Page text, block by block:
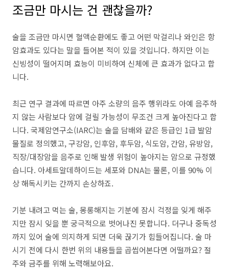
조금만 마시는 건 괜찮을까?
술을 조금만 마시면 혈액순환에도 좋고 어떤 막걸리나 와인은 항
암효과도 있다는 말을 들어본 적이 있을 것입니다. 하지만 이는
신빙성이 떨어지며 효능이 미비하여 신체에 큰 효과가 없다고 합
니다.
최근 연구 결과에 따르면 아주 소량의 음주 행위라도 아예 음주하
지 않는 사람보다 암에 걸릴 가능성이 무조건 크게 높아진다고 합
니다. 국제암연구소(IARC)는 술을 담배와 같은 등급인 1급 발암
물질로 정의했고, 구강암, 인후암, 후두암, 식도암, 간암, 유방암,
직장/대장암을 음주로 인해 발생 위험이 높아지는 암으로 규정했
습니다. 아세트알데하이드는 세포와 DNA는 물론, 이를 90% 이
상 해독시키는 간까지 손상하죠.
기분 내려고 먹는 술, 몽롱해지는 기분에 잠시 걱정을 잊게 해주
지만 잠시 잊을 뿐 궁극적으로 벗어나진 못합니다. 더구나 중독성
까지 있어 술에 의지하게 되면 더욱 끊기가 힘들어집니다. 술 마
시기 전에 다시 한번 위의 내용들을 곱씹어본다면 어떨까요? 절
주와 금주를 위해 노력해보아요.